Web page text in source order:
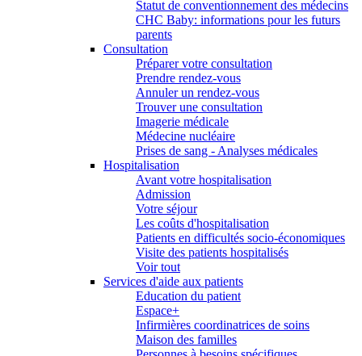
Statut de conventionnement des médecins
CHC Baby: informations pour les futurs
parents
Consultation
Préparer votre consultation
Prendre rendez-vous
Annuler un rendez-vous
Trouver une consultation
Imagerie médicale
Médecine nucléaire
Prises de sang - Analyses médicales
Hospitalisation
Avant votre hospitalisation
Admission
Votre séjour
Les coûts d'hospitalisation
Patients en difficultés socio-économiques
Visite des patients hospitalisés
Voir tout
Services d'aide aux patients
Education du patient
Espace+
Infirmières coordinatrices de soins
Maison des familles